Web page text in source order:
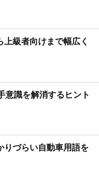
上級者向けまで幅広く
意識を解消するヒント
りづらい自動車用語を